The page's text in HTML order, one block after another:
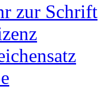
zur Schrift